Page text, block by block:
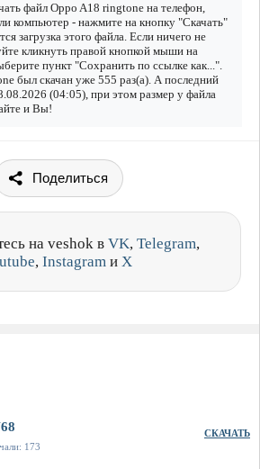
файл Oppo A18 ringtone на телефон,
компьютер - нажмите на кнопку "Скачать"
загрузка этого файла. Если ничего не
кликнуть правой кнопкой мыши на
пункт "Сохранить по ссылке как...".
был скачан уже 555 раз(а). А последний
(04:05), при этом размер у файла
и Вы!
Поделиться
на veshok в VK, Telegram,
, Instagram и X
173
СКАЧАТЬ